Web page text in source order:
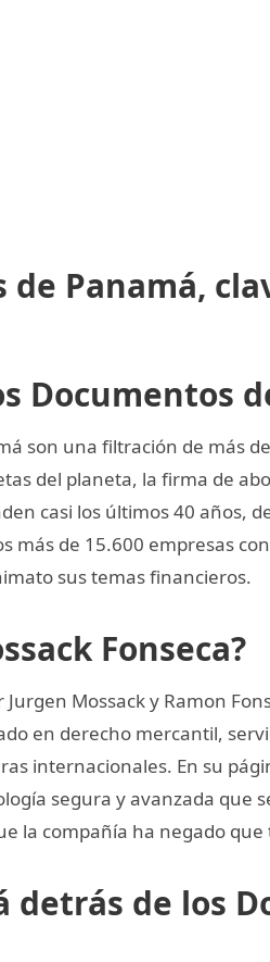
de Panamá,
Documentos
son una filtración de más
del planeta, la firma de
casi los últimos 40 años,
más de 15.600 empresas
sus temas financieros.
Fonseca?
Mossack y Ramon
en derecho mercantil,
internacionales. En su
segura y avanzada que
la compañía ha negado
detrás de los